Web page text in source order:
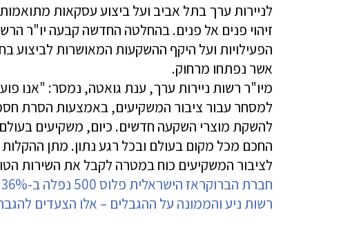
לניירות ערך בתל אביב ועל ביצוע עסקאות
זיהוי פנים אל פנים. בהחלטה החדשה קבעה יו"ר
הפעילויות ועל היקף ההשקעות המאושרות לביצוע
אשר נפתחו מרחוק.
מיו"ר רשות ניירות ערך, ענת גואטה, נמסר: "אנו
למסחר עבור ציבור המשקיעים, באמצעות הסרת
להשקת מוצרי השקעה חדשים. כיום, משקיעים
החכם מכל מקום בעולם ובכל רגע נתון. מתן
לציבור המשקיעים כוח במטרה לקבל את השירות
חברת הברוקראז הישראלית פלוס 500 נפלה ב-36% בלונדון
רשות ניע והממונה על ההגבלים – אלו הצעדים